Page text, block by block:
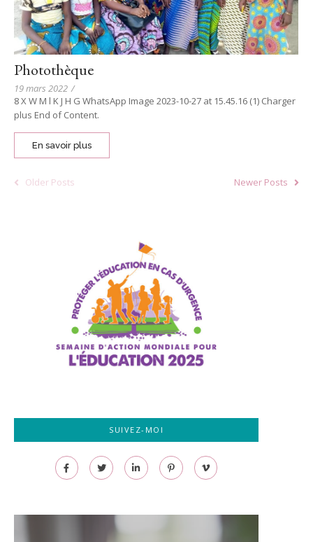
Photothèque
19 mars 2022 /
8 X W M l K J H G WhatsApp Image 2023-10-27 at 15.45.16 (1) Charger
plus End of Content.
En savoir plus
Older Posts Newer Posts
SUIVEZ-MOI